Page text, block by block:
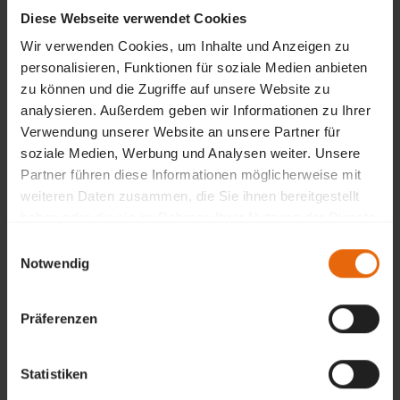
Diese Webseite verwendet Cookies
Wir verwenden Cookies, um Inhalte und Anzeigen zu
personalisieren, Funktionen für soziale Medien anbieten
zu können und die Zugriffe auf unsere Website zu
analysieren. Außerdem geben wir Informationen zu Ihrer
Verwendung unserer Website an unsere Partner für
soziale Medien, Werbung und Analysen weiter. Unsere
Partner führen diese Informationen möglicherweise mit
weiteren Daten zusammen, die Sie ihnen bereitgestellt
Notwendig
Präferenzen
Statistiken
In einigen Fällen kann auch eineachtsamkeitsbasierte
Therapie
(wie Mindfulness-Based Stress Reduction,
MBSR) hilfreich sein, um die automatische Reaktion auf
Angst zu verringern und den Fokus auf den
gegenwärtigen Moment zu lenken. Diese Techniken
helfen dabei, den Umgang mit der Angst zu verändern und
den Betroffenen mehr Kontrolle über ihre emotionalen
Reaktionen zu geben.
In schwerwiegenden Fällen kann zusätzlich eine
medikamentöse Behandlung in Erwägung gezogen
psychotherapeutische Arbeit zu ergänzen.
Wenn Sie mehr darüber erfahren möchten, wie wir Sie
zielgerichtet unterstützen können und wie Sie einen